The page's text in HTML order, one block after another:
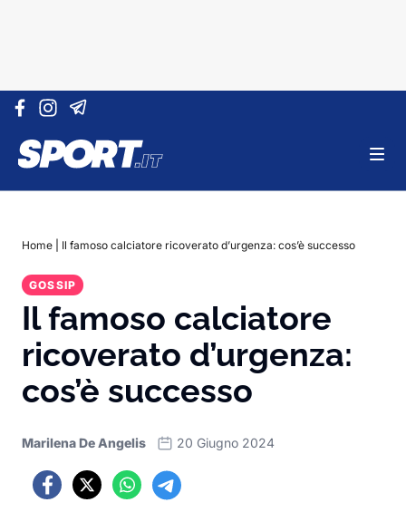
Vai al contenuto
Home Il famoso calciatore ricoverato d’urgenza: cos’è successo
GOSSIP
Il famoso calciatore
ricoverato d’urgenza:
cos’è successo
Marilena De Angelis 20 Giugno 2024